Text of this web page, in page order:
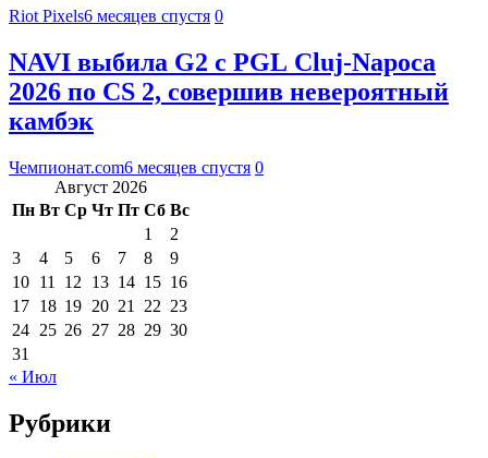
Riot Pixels6 месяцев спустя 0
NAVI выбила G2 с PGL Cluj-Napoca
2026 по CS 2, совершив невероятный
камбэк
Чемпионат.com6 месяцев спустя 0
Август 2026
Пн Вт Ср Чт Пт Сб Вс
1
2
3
4 5 6 7 8
9
10 11 12 13 14 15 16
17 18 19 20 21 22 23
24 25 26 27 28 29 30
31
« Июл
Рубрики